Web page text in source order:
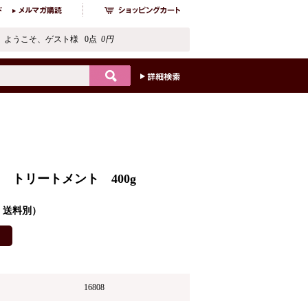
ようこそ、ゲスト様 0点 0円
トリートメント 400g
料別）
16808